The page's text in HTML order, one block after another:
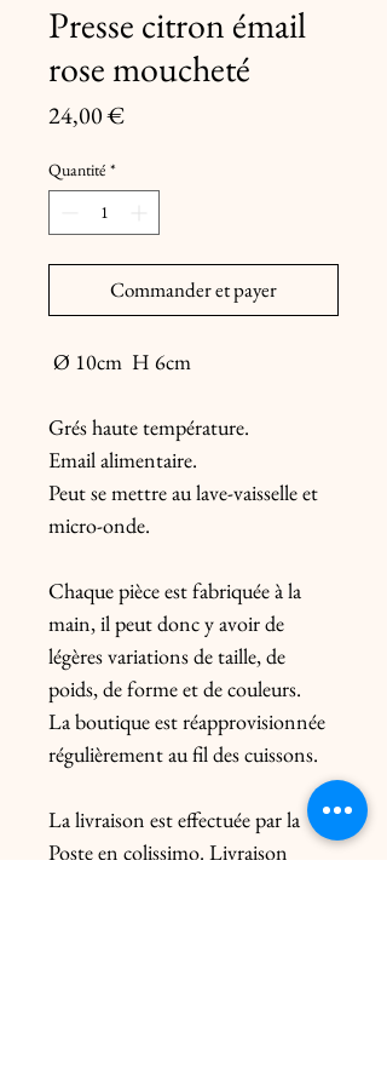
Presse citron émail
rose moucheté
24,00 €Prix
Quantité *
Commander et payer
Ø 10cm H 6cm
Grés haute température.
Email alimentaire.
Peut se mettre au lave-vaisselle et
micro-onde.
Chaque pièce est fabriquée à la
main, il peut donc y avoir de
légères variations de taille, de
poids, de forme et de couleurs.
La boutique est réapprovisionnée
régulièrement au fil des cuissons.
La livraison est effectuée par la
Poste en colissimo. Livraison